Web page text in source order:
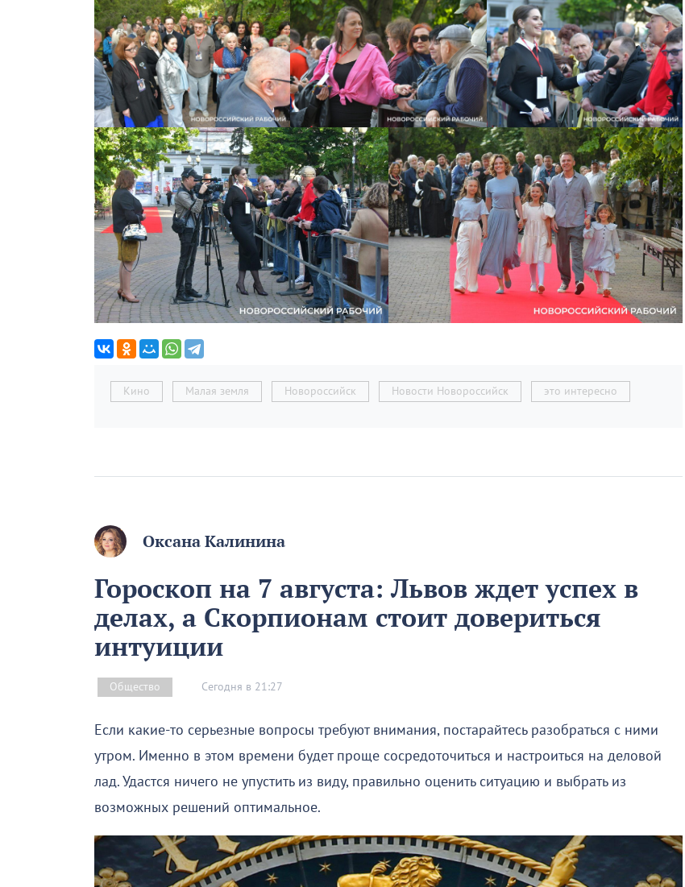
Кино Малая земля Новороссийск Новости Новороссийск это интересно
Оксана Калинина
Гороскоп на 7 августа: Львов ждет успех в
делах, а Скорпионам стоит довериться
интуиции
Общество Сегодня в 21:27
Если какие-то серьезные вопросы требуют внимания, постарайтесь разобраться с ними
утром. Именно в этом времени будет проще сосредоточиться и настроиться на деловой
лад. Удастся ничего не упустить из виду, правильно оценить ситуацию и выбрать из
возможных решений оптимальное.